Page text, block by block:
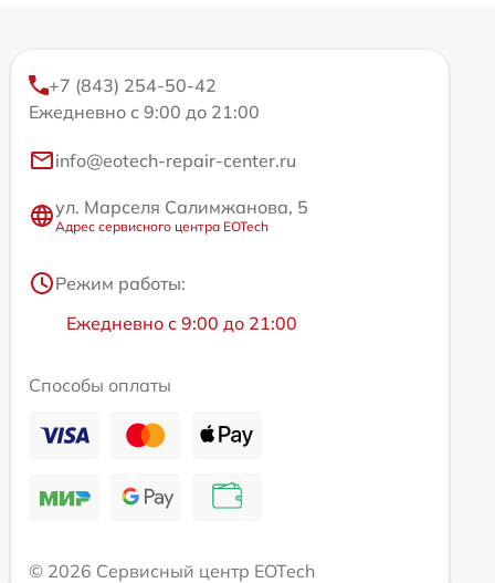
+7 (843) 254-50-42
Ежедневно с 9:00 до 21:00
info@eotech-repair-center.ru
ул. Марселя Салимжанова, 5
Адрес сервисного центра EOTech
Режим работы:
Ежедневно с 9:00 до 21:00
Способы оплаты
© 2026 Сервисный центр EOTech